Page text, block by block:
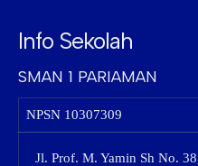
Info Sekolah
SMAN 1 PARIAMAN
NPSN 10307309
Jl. Prof. M. Yamin Sh No.